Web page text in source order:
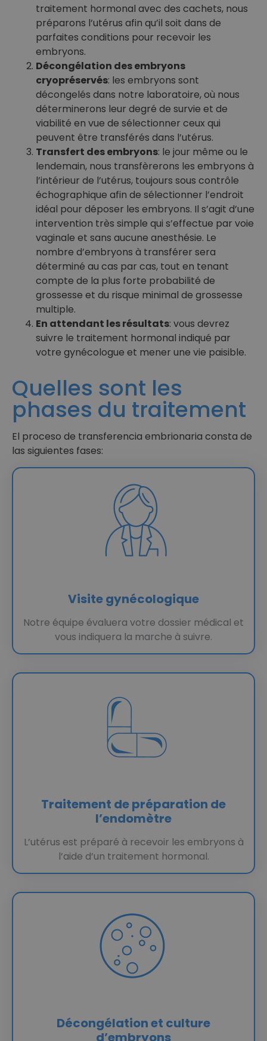
traitement hormonal avec des cachets, nous
préparons l’utérus afin qu’il soit dans de
parfaites conditions pour recevoir les
embryons.
Décongélation des embryons
cryopréservés: les embryons sont
décongelés dans notre laboratoire, où nous
déterminerons leur degré de survie et de
viabilité en vue de sélectionner ceux qui
peuvent être transférés dans l’utérus.
Transfert des embryons: le jour même ou le
lendemain, nous transfèrerons les embryons à
l’intérieur de l’utérus, toujours sous contrôle
échographique afin de sélectionner l’endroit
idéal pour déposer les embryons. Il s’agit d’une
intervention très simple qui s’effectue par voie
vaginale et sans aucune anesthésie. Le
nombre d’embryons à transférer sera
déterminé au cas par cas, tout en tenant
compte de la plus forte probabilité de
grossesse et du risque minimal de grossesse
multiple.
En attendant les résultats: vous devrez
suivre le traitement hormonal indiqué par
votre gynécologue et mener une vie paisible.
Quelles sont les
phases du traitement
El proceso de transferencia embrionaria consta de
las siguientes fases:
Visite gynécologique
Notre équipe évaluera votre dossier médical et
vous indiquera la marche à suivre.
Traitement de préparation de
l’endomètre
L’utérus est préparé à recevoir les embryons à
l’aide d’un traitement hormonal.
Décongélation et culture
d’embryons